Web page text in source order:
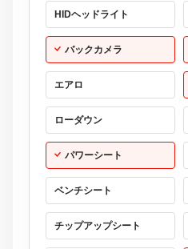
HIDヘッドライト
バックカメラ
エアロ
ローダウン
パワーシート
ベンチシート
チップアップシート